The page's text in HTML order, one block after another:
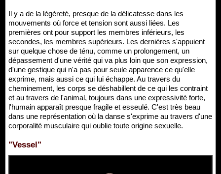
Il y a de la légèreté, presque de la délicatesse dans les
mouvements où force et tension sont aussi liées. Les
premières ont pour support les membres inférieurs, les
secondes, les membres supérieurs. Les dernières s'appuient
sur quelque chose de ténu, comme un prolongement, un
dépassement d'une vérité qui va plus loin que son expression,
d'une gestique qui n'a pas pour seule apparence ce qu'elle
exprime, mais aussi ce qui lui échappe. Au travers du
cheminement, les corps se déshabillent de ce qui les contraint
et au travers de l'animal, toujours dans une expressivité forte,
l'humain apparaît presque fragile et esseulé. C'est très beau
dans une représentation où la danse s'exprime au travers d'une
corporalité musculaire qui oublie toute origine sexuelle.
"Vessel"